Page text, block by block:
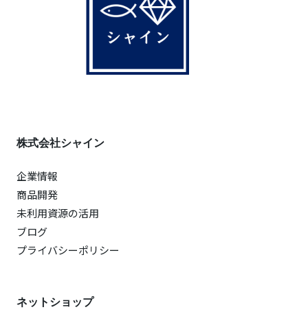
株式会社シャイン
企業情報
商品開発
未利用資源の活用
ブログ
プライバシーポリシー
ネットショップ